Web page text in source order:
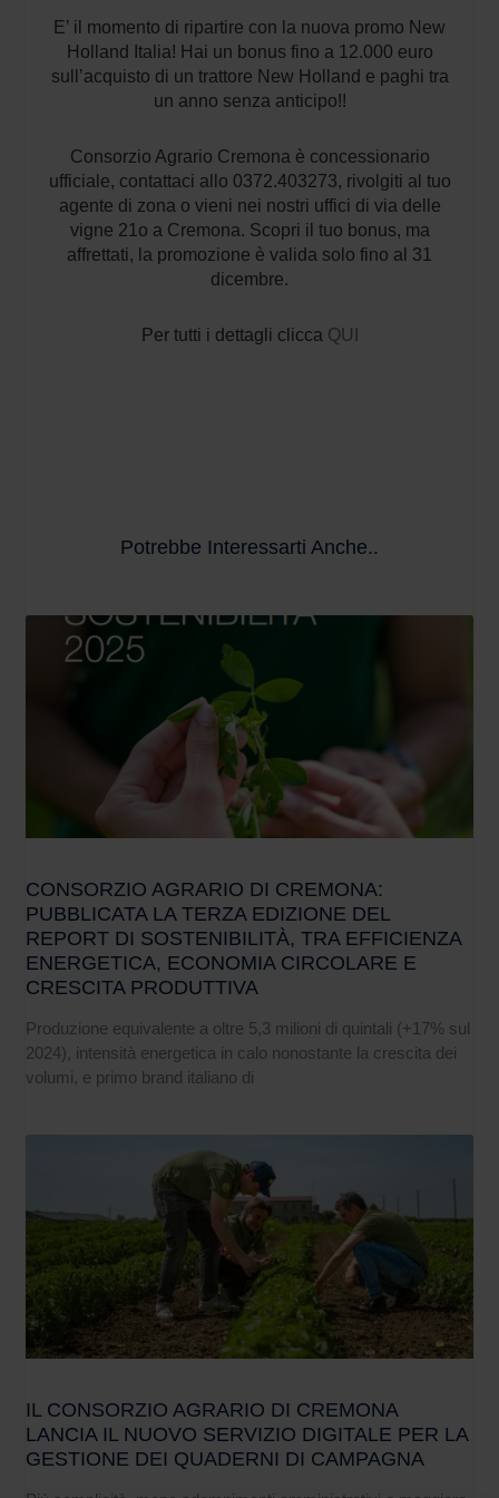
E’ il momento di ripartire con la nuova promo New
Holland Italia! Hai un bonus fino a 12.000 euro
sull’acquisto di un trattore New Holland e paghi tra
un anno senza anticipo!!
Consorzio Agrario Cremona è concessionario
ufficiale, contattaci allo 0372.403273, rivolgiti al tuo
agente di zona o vieni nei nostri uffici di via delle
vigne 21o a Cremona. Scopri il tuo bonus, ma
affrettati, la promozione è valida solo fino al 31
dicembre.
Per tutti i dettagli clicca QUI
Potrebbe Interessarti Anche..
CONSORZIO AGRARIO DI CREMONA:
PUBBLICATA LA TERZA EDIZIONE DEL
REPORT DI SOSTENIBILITÀ, TRA EFFICIENZA
ENERGETICA, ECONOMIA CIRCOLARE E
CRESCITA PRODUTTIVA
Produzione equivalente a oltre 5,3 milioni di quintali (+17% sul
2024), intensità energetica in calo nonostante la crescita dei
volumi, e primo brand italiano di
IL CONSORZIO AGRARIO DI CREMONA
LANCIA IL NUOVO SERVIZIO DIGITALE PER LA
GESTIONE DEI QUADERNI DI CAMPAGNA